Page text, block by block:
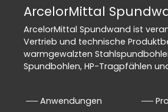
ArcelorMittal
ArcelorMittal Spundwand ist
Vertrieb und technische
warmgewalzten
Spundbohlen, HP-Tragpfählen
Anwendungen